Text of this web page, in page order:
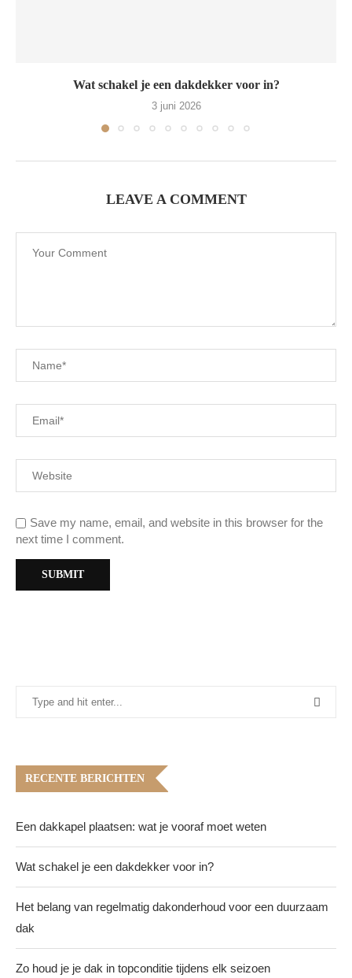
Wat schakel je een dakdekker voor in?
3 juni 2026
LEAVE A COMMENT
Save my name, email, and website in this browser for the
next time I comment.
RECENTE BERICHTEN
Een dakkapel plaatsen: wat je vooraf moet weten
Wat schakel je een dakdekker voor in?
Het belang van regelmatig dakonderhoud voor een duurzaam
dak
Zo houd je je dak in topconditie tijdens elk seizoen